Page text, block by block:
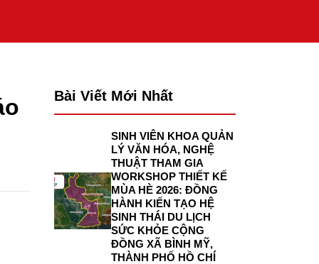
Bài Viết Mới Nhất
SINH VIÊN KHOA QUẢN
LÝ VĂN HÓA, NGHỆ
THUẬT THAM GIA
WORKSHOP THIẾT KẾ
MÙA HÈ 2026: ĐỒNG
HÀNH KIẾN TẠO HỆ
SINH THÁI DU LỊCH
SỨC KHỎE CỘNG
ĐỒNG XÃ BÌNH MỸ,
THÀNH PHỐ HỒ CHÍ